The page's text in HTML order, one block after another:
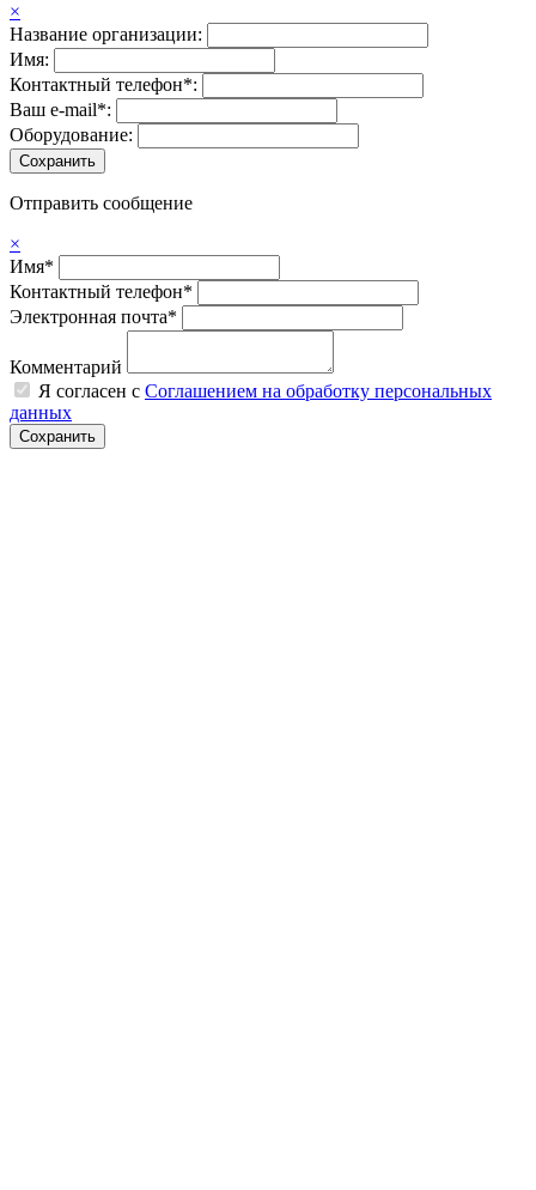
×
Название организации:
Имя:
Контактный телефон*:
Ваш e-mail*:
Оборудование:
Отправить сообщение
×
Имя*
Контактный телефон*
Электронная почта*
Комментарий
Я согласен с Соглашением на обработку персональных
данных